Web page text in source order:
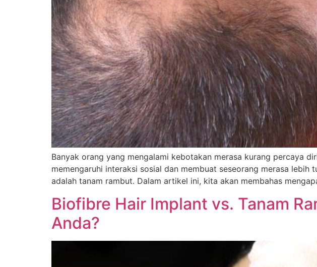
Banyak orang yang mengalami kebotakan merasa kurang percaya
memengaruhi interaksi sosial dan membuat seseorang merasa
adalah tanam rambut. Dalam artikel ini, kita akan membahas
Biofibre Hair Implant vs. Tanam
Anda?